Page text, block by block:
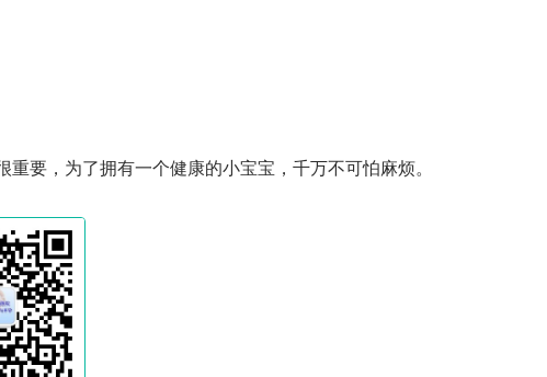
要，为了拥有一个健康的小宝宝，千万不可怕麻烦。